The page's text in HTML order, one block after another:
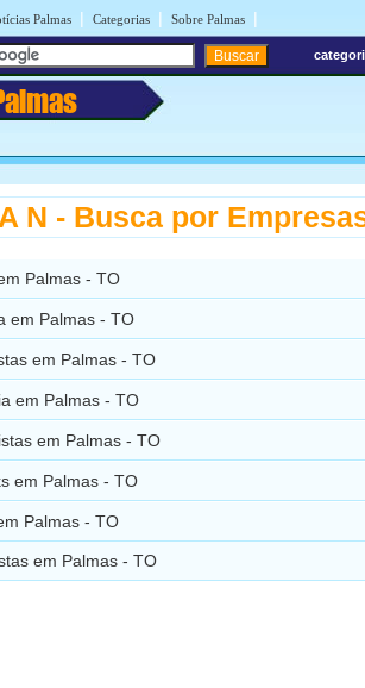
Palmas | Categorias | Sobre Palmas |
N - Busca por
Palmas - TO
em Palmas - TO
em Palmas - TO
em Palmas - TO
em Palmas - TO
em Palmas - TO
Palmas - TO
em Palmas - TO